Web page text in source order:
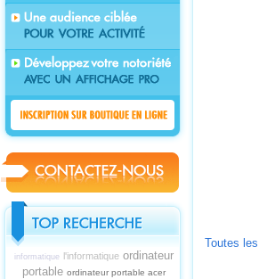
informatique l'informatique ordinateur
portable ordinateur portable acer
Toutes